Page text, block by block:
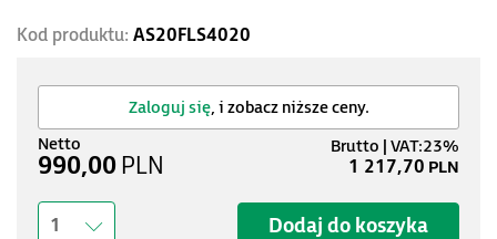
Kod produktu: AS20FLS4020
Zaloguj się, i zobacz niższe ceny.
Dodaj do koszyka
1
990,00 PLN 1 217,70 PLN